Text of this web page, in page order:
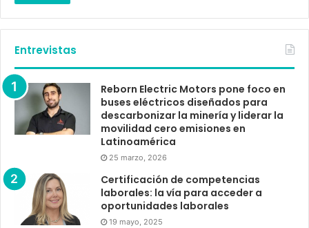
Entrevistas
Reborn Electric Motors pone foco en
buses eléctricos diseñados para
descarbonizar la minería y liderar la
movilidad cero emisiones en
Latinoamérica
25 marzo, 2026
Certificación de competencias
laborales: la vía para acceder a
oportunidades laborales
19 mayo, 2025